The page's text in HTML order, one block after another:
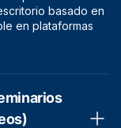
basado en
en plataformas